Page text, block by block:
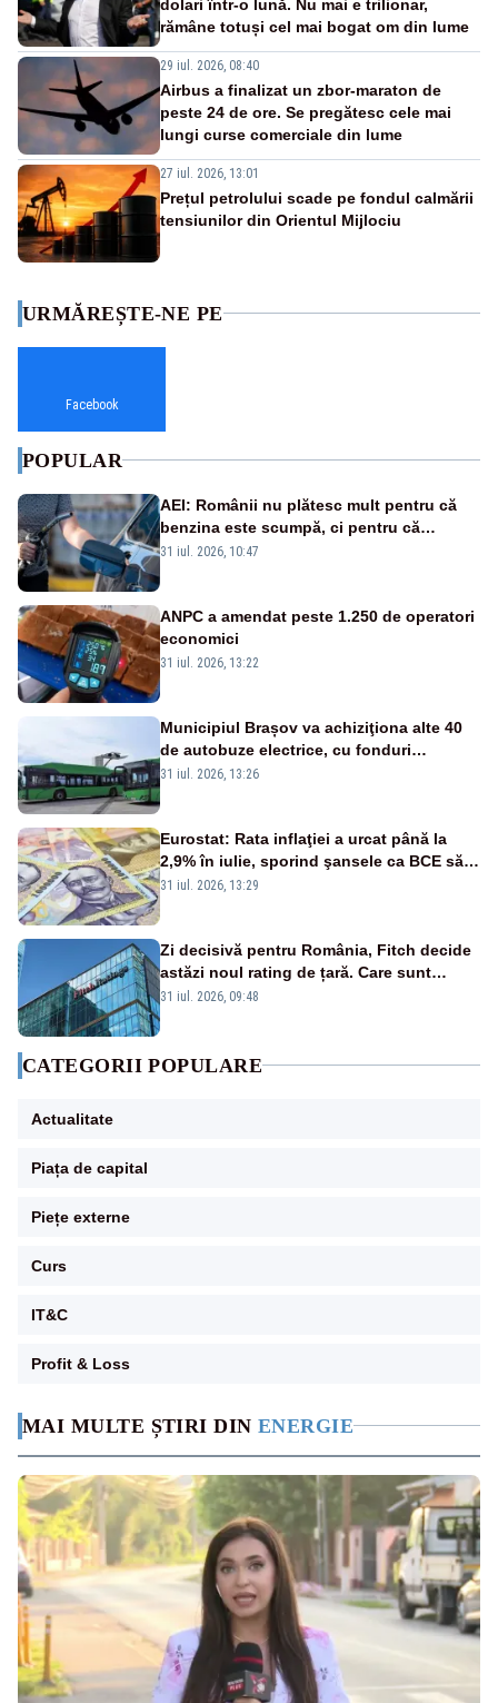
dolari într-o lună. Nu mai e trilionar,
rămâne totuși cel mai bogat om din lume
29 iul. 2026, 08:40
Airbus a finalizat un zbor-maraton de
peste 24 de ore. Se pregătesc cele mai
lungi curse comerciale din lume
27 iul. 2026, 13:01
Prețul petrolului scade pe fondul calmării
tensiunilor din Orientul Mijlociu
MAI MULTE ȘTIRI DIN ENERGIE
URMĂREȘTE-NE PE
Facebook
POPULAR
AEI: Românii nu plătesc mult pentru că
benzina este scumpă, ci pentru că
benzina ieftină e taxată scump
31 iul. 2026, 10:47
ANPC a amendat peste 1.250 de operatori
economici
31 iul. 2026, 13:22
Municipiul Brașov va achiziţiona alte 40
de autobuze electrice, cu fonduri
europene
31 iul. 2026, 13:26
Eurostat: Rata inflaţiei a urcat până la
2,9% în iulie, sporind şansele ca BCE să
majoreze dobânda
31 iul. 2026, 13:29
Zi decisivă pentru România, Fitch decide
astăzi noul rating de țară. Care sunt
efectele retrogradării la categoria „junk”
31 iul. 2026, 09:48
CATEGORII POPULARE
Actualitate
Piața de capital
Piețe externe
Curs
IT&C
Profit & Loss